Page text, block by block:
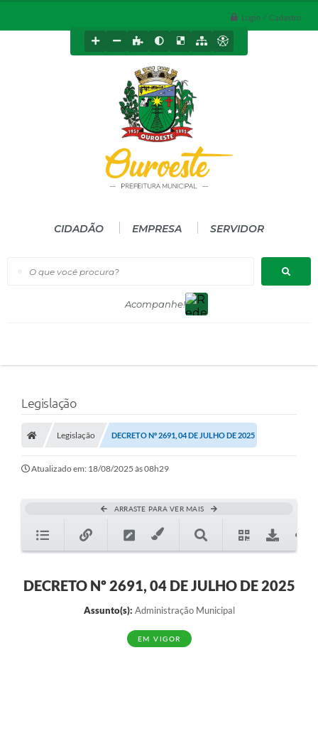
Login / Cadastro
O que você procura?
CIDADÃO EMPRESA SERVIDOR
Legislação
Legislação DECRETO Nº 2691, 04 DE JULHO DE 2025
Atualizado em: 18/08/2025 às 08h29
ARRASTE PARA VER MAIS
DECRETO Nº 2691, 04 DE JULHO DE 2025
Assunto(s): Administração Municipal
EM VIGOR